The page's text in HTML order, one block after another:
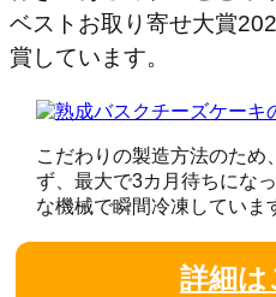
ベストお取り寄せ大賞
賞しています。
こだわりの製造方法のため
ず、最大で3カ月待ちにな
な機械で瞬間冷凍していま
詳細は